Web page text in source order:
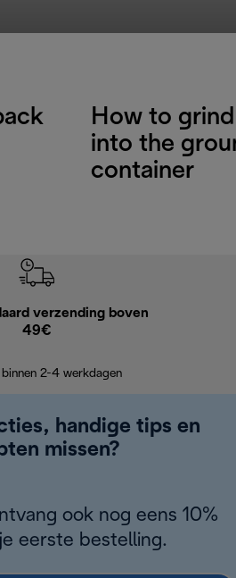
How to
into the
container
verzending boven
49€
binnen 2-4 werkdagen
handige tips en
missen?
ook nog eens 10%
eerste bestelling.